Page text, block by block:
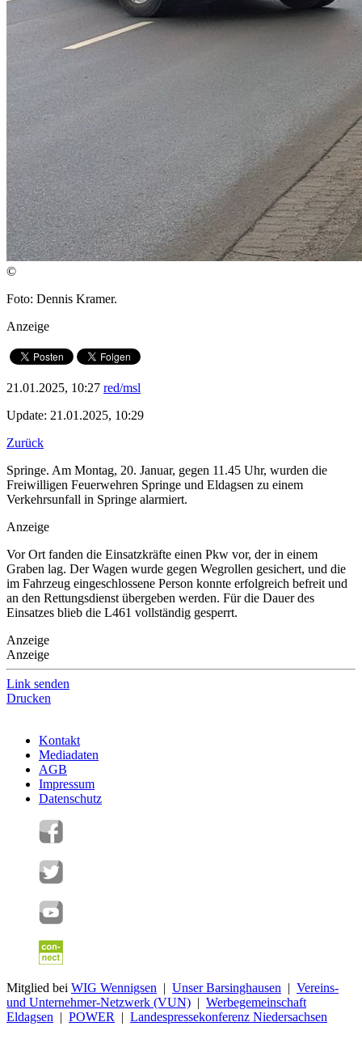
©
Foto: Dennis Kramer.
Anzeige
21.01.2025, 10:27 red/msl
Update: 21.01.2025, 10:29
Zurück
Springe. Am Montag, 20. Januar, gegen 11.45 Uhr, wurden die
Freiwilligen Feuerwehren Springe und Eldagsen zu einem
Verkehrsunfall in Springe alarmiert.
Anzeige
Vor Ort fanden die Einsatzkräfte einen Pkw vor, der in einem
Graben lag. Der Wagen wurde gegen Wegrollen gesichert, und die
im Fahrzeug eingeschlossene Person konnte erfolgreich befreit und
an den Rettungsdienst übergeben werden. Für die Dauer des
Einsatzes blieb die L461 vollständig gesperrt.
Anzeige
Anzeige
Link senden
Drucken
Kontakt
Mediadaten
AGB
Impressum
Datenschutz
Mitglied bei WIG Wennigsen | Unser Barsinghausen | Vereins-
und Unternehmer-Netzwerk (VUN) | Werbegemeinschaft
Eldagsen | POWER | Landespressekonferenz Niedersachsen